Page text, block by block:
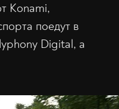
Konami,
поедут в
Digital, а